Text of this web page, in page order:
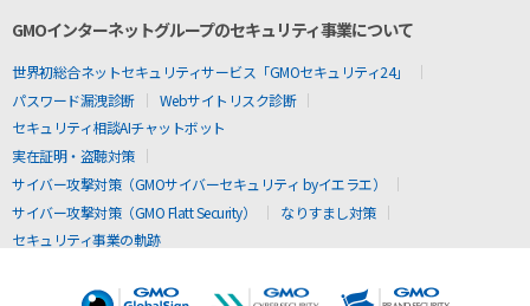
GMOインターネットグループのセキュリティ事業について
世界初総合ネットセキュリティサービス「GMOセキュリティ24」
パスワード漏洩診断
Webサイトリスク診断
セキュリティ相談AIチャットボット
実在証明・盗聴対策
サイバー攻撃対策（GMOサイバーセキュリティ byイエラエ）
サイバー攻撃対策（GMO Flatt Security）
なりすまし対策
セキュリティ事業の軌跡